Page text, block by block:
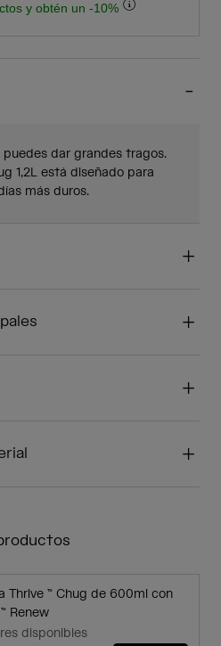
y obtén un -10%
dar grandes tragos.
1,2L está diseñado para
más duros.
Thrive ™ Chug de 600ml con
Renew
disponibles